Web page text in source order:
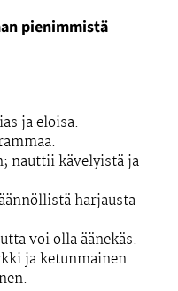
pienimmistä
ja eloisa.
nauttii kävelyistä ja
harjausta
voi olla äänekäs.
ja ketunmainen